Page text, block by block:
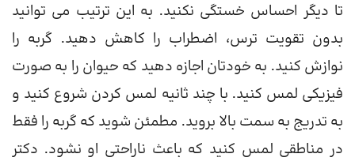
تا دیگر احساس خستگی نکنید. به این ترتیب می توانید
بدون تقویت ترس، اضطراب را کاهش دهید. گربه را
نوازش کنید. به خودتان اجازه دهید که حیوان را به صورت
فیزیکی لمس کنید. با چند ثانیه لمس کردن شروع کنید و
به تدریج به سمت بالا بروید. مطمئن شوید که گربه را فقط
در مناطقی لمس کنید که باعث ناراحتی او نشود. دکتر